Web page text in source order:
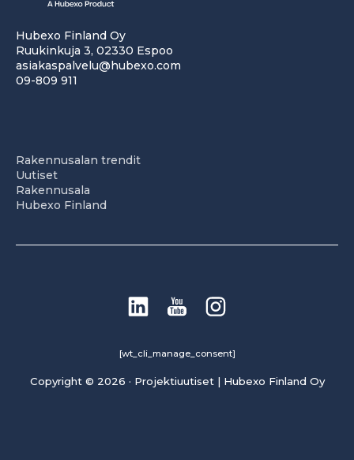
Hubexo Finland Oy
Ruukinkuja 3, 02330 Espoo
asiakaspalvelu@hubexo.com
09-809 911
Rakennusalan trendit
Uutiset
Rakennusala
Hubexo Finland
[wt_cli_manage_consent]
Copyright © 2026 · Projektiuutiset | Hubexo Finland Oy